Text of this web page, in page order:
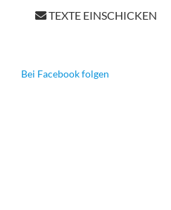
TEXTE EINSCHICKEN
Bei Facebook folgen